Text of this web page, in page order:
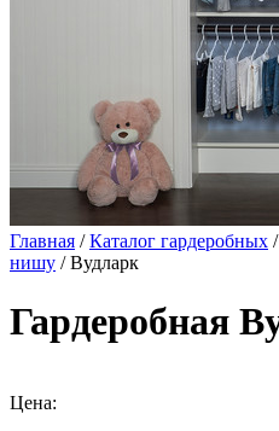
Главная /Каталог гардеробных /
нишу / Вудларк
Гардеробная
Цена: